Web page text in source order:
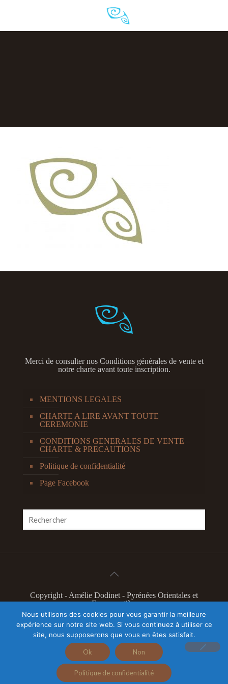
Merci de consulter nos Conditions générales de vente et
notre charte avant toute inscription.
MENTIONS LEGALES
CHARTE A LIRE AVANT TOUTE
CEREMONIE
CONDITIONS GENERALES DE VENTE –
CHARTE & PRECAUTIONS
Politique de confidentialité
Page Facebook
Copyright - Amélie Dodinet - Pyrénées Orientales et
France entière
L'Odyssée Intérieure 2019 - Marque déposée à l'INPI
N°4603304
Illustration slider page accueil Camille Feger - Tous
droits réservés
Autres illustrations Nacho Nass
Nous utilisons des cookies pour vous garantir la meilleure
expérience sur notre site web. Si vous continuez à utiliser ce
site, nous supposerons que vous en êtes satisfait.
Ok Non
Politique de confidentialité